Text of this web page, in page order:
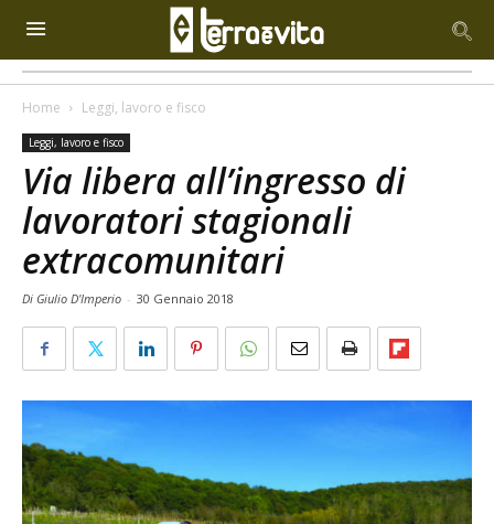
Home Leggi, lavoro e fisco
Leggi, lavoro e fisco
Via libera all’ingresso di
lavoratori stagionali
extracomunitari
Di Giulio D'Imperio - 30 Gennaio 2018